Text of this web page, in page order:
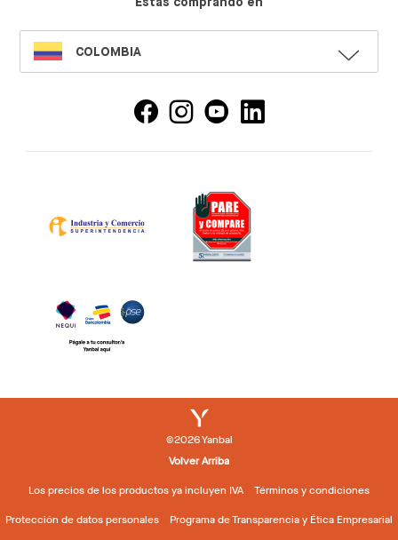
Estás comprando en
SELECT
LANGUAGE
COLOMBIA
©2026 Yanbal
Volver Arriba
Los precios de los productos ya incluyen IVA Términos y condiciones
Protección de datos personales Programa de Transparencia y Ética Empresarial